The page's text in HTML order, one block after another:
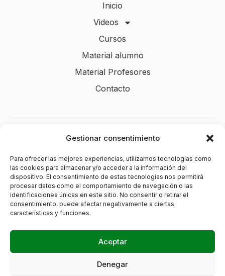
Gestionar consentimiento
Para ofrecer las mejores experiencias, utilizamos tecnologías como
las cookies para almacenar y/o acceder a la información del
dispositivo. El consentimiento de estas tecnologías nos permitirá
procesar datos como el comportamiento de navegación o las
identificaciones únicas en este sitio. No consentir o retirar el
consentimiento, puede afectar negativamente a ciertas
características y funciones.
Aceptar
Denegar
Inicio
Videos
Cursos
Material alumno
Material Profesores
Contacto
Legal
Aviso legal
Política de privacidad
Política de cookies (UE)
Política de envíos y devoluciones